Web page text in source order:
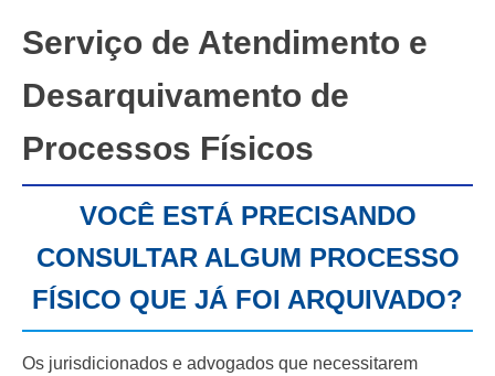
Serviço de Atendimento e
Desarquivamento de
Processos Físicos
VOCÊ ESTÁ PRECISANDO
CONSULTAR ALGUM PROCESSO
FÍSICO QUE JÁ FOI ARQUIVADO?
Os jurisdicionados e advogados que necessitarem